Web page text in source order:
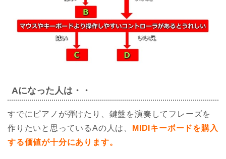
Aになった人は・・
すでにピアノが弾けたり、鍵盤を演奏してフレーズを
作りたいと思っているAの人は、
MIDIキーボードを購入
する価値が十分にあります。